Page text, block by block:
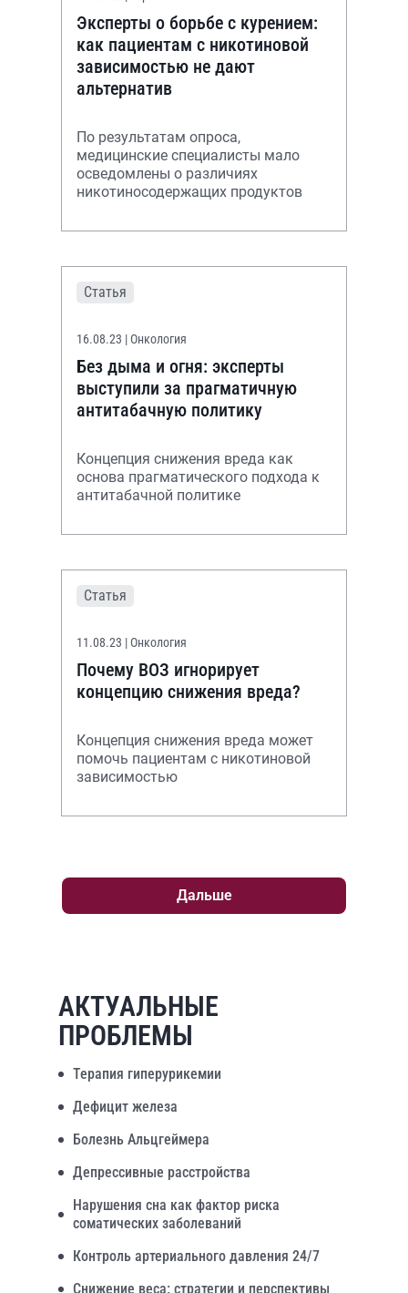
Эксперты о борьбе с курением:
как пациентам с никотиновой
зависимостью не дают
альтернатив
По результатам опроса,
медицинские специалисты мало
осведомлены о различиях
никотиносодержащих продуктов
Статья
16.08.23 | Онкология
Без дыма и огня: эксперты
выступили за прагматичную
антитабачную политику
Концепция снижения вреда как
основа прагматического подхода к
антитабачной политике
Статья
11.08.23 | Онкология
Почему ВОЗ игнорирует
концепцию снижения вреда?
Концепция снижения вреда может
помочь пациентам с никотиновой
зависимостью
Дальше
АКТУАЛЬНЫЕ
ПРОБЛЕМЫ
Терапия гиперурикемии
Дефицит железа
Болезнь Альцгеймера
Депрессивные расстройства
Нарушения сна как фактор риска
соматических заболеваний
Контроль артериального давления 24/7
Снижение веса: стратегии и перспективы